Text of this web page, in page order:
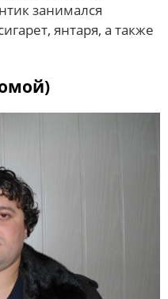
занимался
янтаря, а также